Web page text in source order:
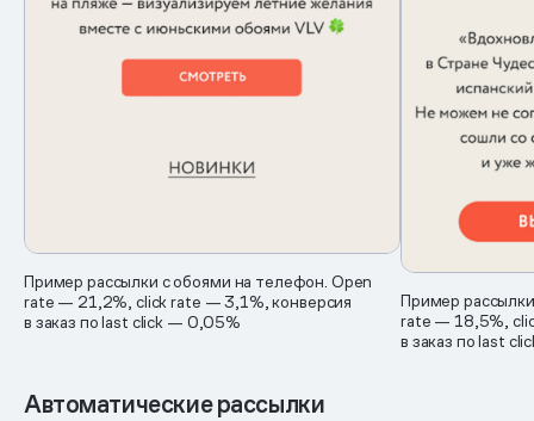
Пример рассылки c обоями на телефон. Open
rate — 21,2%, click rate — 3,1%, конверсия
в заказ по last click — 0,05%
Пример
rate — 18,5%,
в заказ по last
Автоматические рассылки